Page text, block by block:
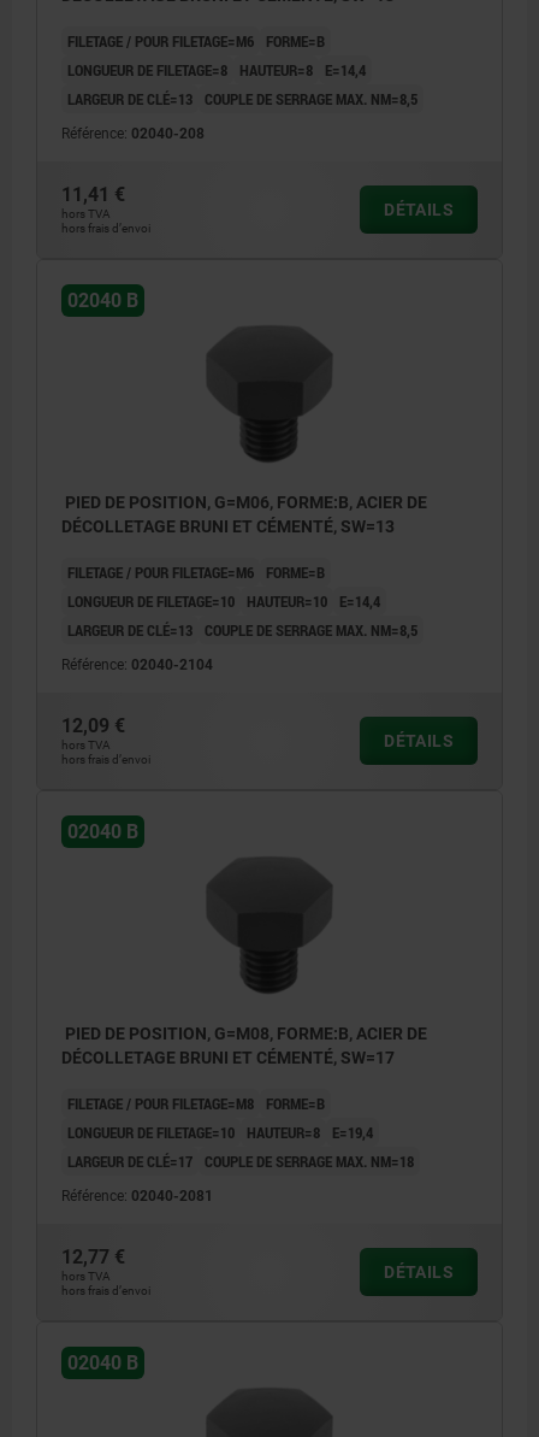
FILETAGE / POUR FILETAGE=M6
FORME=B
LONGUEUR DE FILETAGE=8
HAUTEUR=8
E=14,4
LARGEUR DE CLÉ=13
COUPLE DE SERRAGE MAX. NM=8,5
Référence: 02040-208
11,41 €
hors TVA
hors frais d’envoi
DÉTAILS
02040 B
PIED DE POSITION, G=M06, FORME:B, ACIER DE
DÉCOLLETAGE BRUNI ET CÉMENTÉ, SW=13
FILETAGE / POUR FILETAGE=M6
FORME=B
LONGUEUR DE FILETAGE=10
HAUTEUR=10
E=14,4
LARGEUR DE CLÉ=13
COUPLE DE SERRAGE MAX. NM=8,5
Référence: 02040-2104
12,09 €
hors TVA
hors frais d’envoi
DÉTAILS
02040 B
PIED DE POSITION, G=M08, FORME:B, ACIER DE
DÉCOLLETAGE BRUNI ET CÉMENTÉ, SW=17
FILETAGE / POUR FILETAGE=M8
FORME=B
LONGUEUR DE FILETAGE=10
HAUTEUR=8
E=19,4
LARGEUR DE CLÉ=17
COUPLE DE SERRAGE MAX. NM=18
Référence: 02040-2081
12,77 €
hors TVA
hors frais d’envoi
DÉTAILS
02040 B